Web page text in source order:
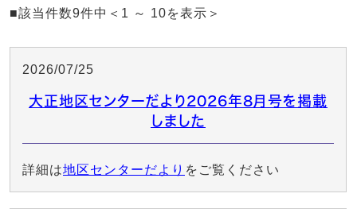
■該当件数9件中＜1 ～ 10を表示＞
2026/07/25
大正地区センターだより2026年8月号を掲載
しました
詳細は地区センターだより をご覧ください